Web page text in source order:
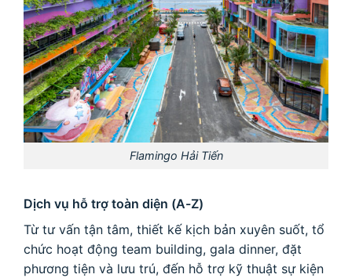
Flamingo Hải Tiến
Dịch vụ hỗ trợ toàn diện (A-Z)
Từ tư vấn tận tâm, thiết kế kịch bản xuyên suốt, tổ
chức hoạt động team building, gala dinner, đặt
phương tiện và lưu trú, đến hỗ trợ kỹ thuật sự kiện